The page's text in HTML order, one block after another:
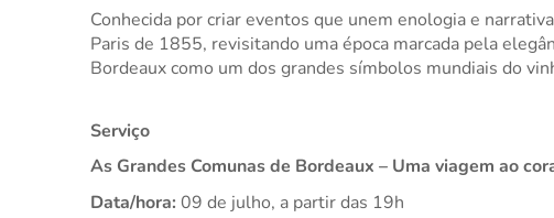
Conhecida por criar eventos que unem enologia e
Paris de 1855, revisitando uma época marcada pela
Bordeaux como um dos grandes símbolos mundiais do
Serviço
As Grandes Comunas de Bordeaux – Uma viagem ao
Data/hora: 09 de julho, a partir das 19h